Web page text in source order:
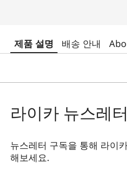
제품 설명 배송 안내
라이카 뉴스레
뉴스레터 구독을 통해 라이
해보세요.